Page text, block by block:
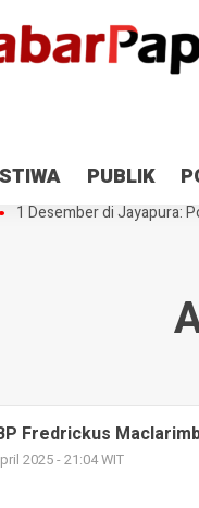
PUBLIK
Antisipasi 1 Desember,
Gedung Perpustakaan
1 Desember di Jayapura:
Fredrickus
2025 - 21:04 WIT